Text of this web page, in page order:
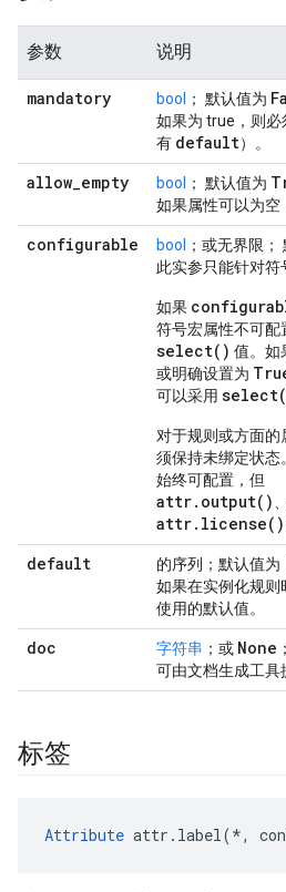
参数 说明
mandatory bool ； 默认值为
如果为 true，则
有 default）。
allow_empty bool ； 默认值为
如果属性可以为空
configurable bool ；或无界限；
此实参只能针对符
如果
符号宏属性不可配
select() 值。如
或明确设置为
可以采用
对于规则或方面的
须保持未绑定状态
始终可配置，但
attr.output()
attr.license()
default 的序列；默认值为
如果在实例化规则
使用的默认值。
doc 字符串 ；或 None
可由文档生成工具
标签
Attribute attr.label(*,